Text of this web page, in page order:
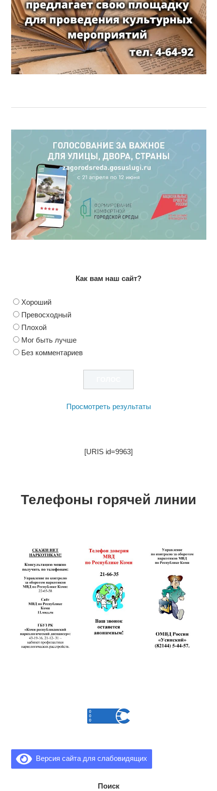
Как вам наш сайт?
Хороший
Превосходный
Плохой
Мог быть лучше
Без комментариев
Просмотреть результаты
[URIS id=9963]
Телефоны горячей линии
Версия сайта для слабовидящих
Поиск